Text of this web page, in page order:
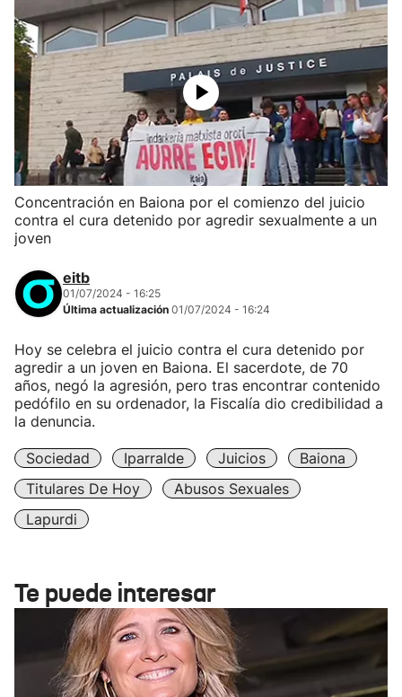
Concentración en Baiona por el comienzo del juicio
contra el cura detenido por agredir sexualmente a un
joven
eitb
01/07/2024 - 16:25
Última actualización 01/07/2024 - 16:24
Hoy se celebra el juicio contra el cura detenido por
agredir a un joven en Baiona. El sacerdote, de 70
años, negó la agresión, pero tras encontrar contenido
pedófilo en su ordenador, la Fiscalía dio credibilidad a
la denuncia.
Sociedad Iparralde Juicios
Baiona
Titulares De Hoy
Abusos Sexuales
Lapurdi
Te puede interesar